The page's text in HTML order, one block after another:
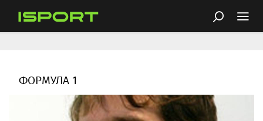
ФОРМУЛА 1